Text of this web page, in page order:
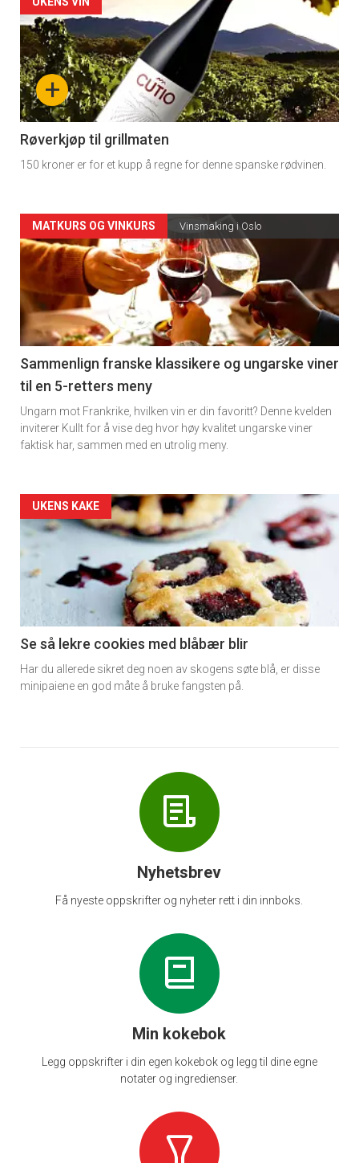
Forsiden
akkurat
nå
-
4
+
Røverkjøp til grillmaten
150 kroner er for et kupp å regne for denne spanske rødvinen.
Forsiden
akkurat
nå
-
5
MATKURS OG VINKURS Vinsmaking i Oslo
Sammenlign franske klassikere og ungarske viner
til en 5-retters meny
Ungarn mot Frankrike, hvilken vin er din favoritt? Denne kvelden
inviterer Kullt for å vise deg hvor høy kvalitet ungarske viner
faktisk har, sammen med en utrolig meny.
Forsiden
akkurat
nå
6
UKENS KAKE
Se så lekre cookies med blåbær blir
Har du allerede sikret deg noen av skogens søte blå, er disse
minipaiene en god måte å bruke fangsten på.
Nyhetsbrev
Få nyeste oppskrifter og nyheter rett i din innboks.
Min kokebok
Legg oppskrifter i din egen kokebok og legg til dine egne
notater og ingredienser.